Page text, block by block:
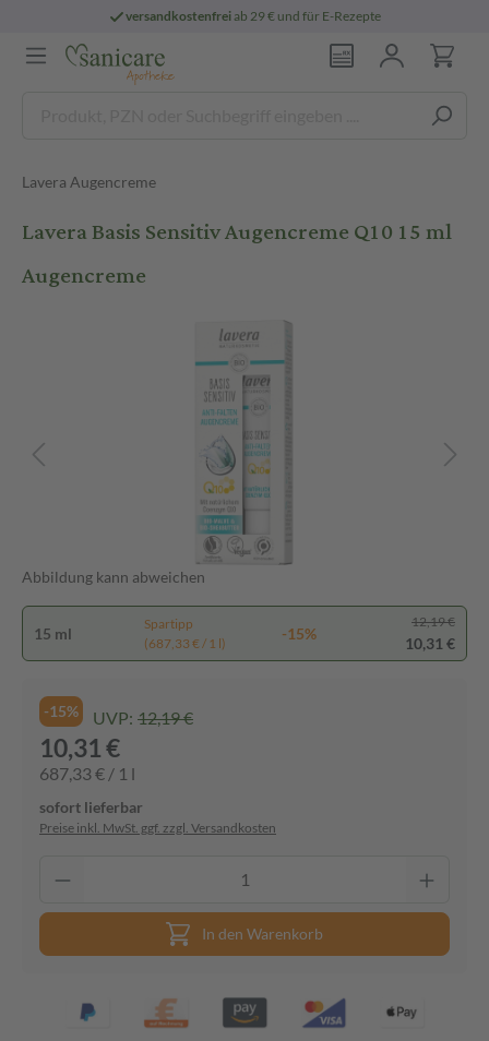
versandkostenfreiab 29 € und für E-Rezepte
Lavera Augencreme
Lavera Basis Sensitiv Augencreme Q10 15 ml
Augencreme
Abbildung kann abweichen
15 ml
Spartipp
(687,33 € / 1 l)
-15%
12,19 €
10,31 €
-15% UVP: 12,19 €
10,31 €
687,33 € / 1 l
sofort lieferbar
Preise inkl. MwSt. ggf. zzgl. Versandkosten
In den Warenkorb